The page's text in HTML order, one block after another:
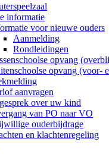
informatie
voor nieuwe ouders
Aanmelding
Rondleidingen
opvang
opvang (voor-
aanvragen
over uw kind
van PO naar VO
ouderbijdrage
en klachtenregeling